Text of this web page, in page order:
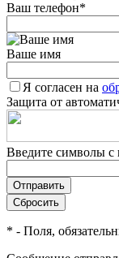
Ваш телефон*
Ваше имя
Я согласен на
Защита от
Введите символы с
* - Поля,